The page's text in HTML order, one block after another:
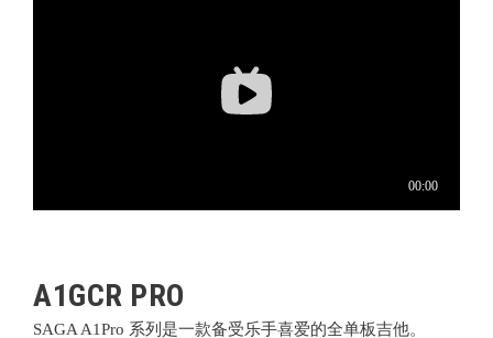
A1GCR PRO
SAGA A1Pro 系列 是一款备受乐手喜爱的全单板吉他。